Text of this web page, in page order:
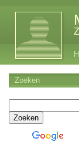
Zoeken